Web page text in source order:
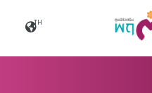
TH
หน้าแรก